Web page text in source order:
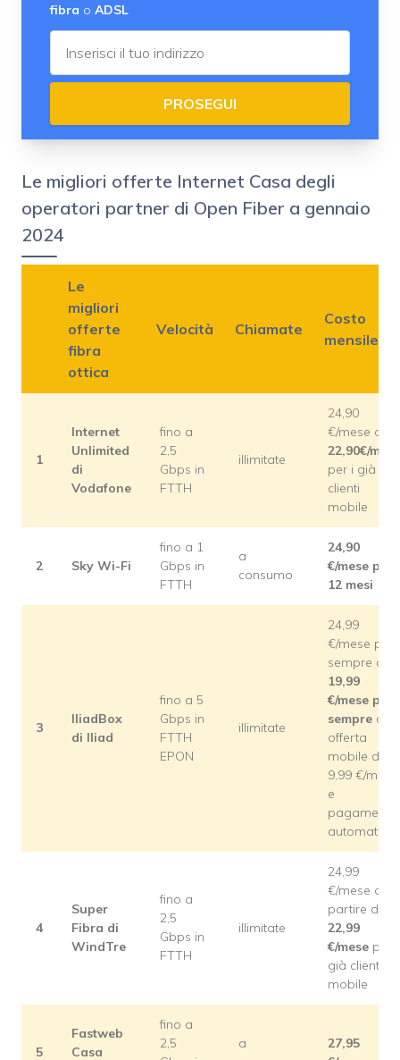
fibra o ADSL
PROSEGUI
Le migliori offerte Internet Casa degli
operatori partner di Open Fiber a gennaio
2024
Le
migliori
offerte
fibra
ottica
Velocità Chiamate
Costo
mensile
1
Internet
Unlimited
di
Vodafone
fino a
2,5
Gbps in
FTTH
illimitate
24,90
€/mese o
22,90€/mese
per i già
clienti
mobile
2 Sky Wi-Fi
fino a 1
Gbps in
FTTH
a
consumo
24,90
€/mese per
12 mesi
3
IliadBox
di Iliad
fino a 5
Gbps in
FTTH
EPON
illimitate
24,99
€/mese per
sempre o
19,99
€/mese per
sempre con
offerta
mobile da
9,99 €/mese
e
pagamento
automatico
4
Super
Fibra di
WindTre
fino a
2,5
Gbps in
FTTH
illimitate
24,99
€/mese o a
partire da
22,99
€/mese per i
già clienti
mobile
5
Fastweb
Casa
fino a
2,5
a
27,95